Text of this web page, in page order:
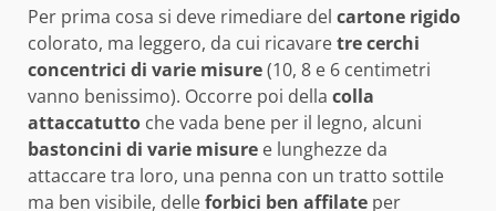
Per prima cosa si deve rimediare del cartone rigido
colorato, ma leggero, da cui ricavaretre cerchi
concentrici di varie misure(10, 8 e 6 centimetri
vanno benissimo). Occorre poi della colla
attaccatutto che vada bene per il legno, alcuni
bastoncini di varie misure e lunghezze da
attaccare tra loro, una penna con un tratto sottile
ma ben visibile, delleforbici ben affilate per